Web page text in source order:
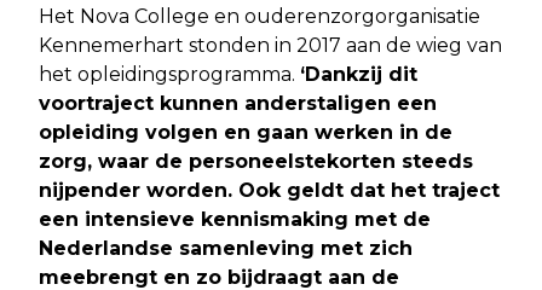
Het Nova College en ouderenzorgorganisatie
Kennemerhart stonden in 2017 aan de wieg van
het opleidingsprogramma. ‘Dankzij dit
voortraject kunnen anderstaligen een
opleiding volgen en gaan werken in de
zorg, waar de personeelstekorten steeds
nijpender worden. Ook geldt dat het traject
een intensieve kennismaking met de
Nederlandse samenleving met zich
meebrengt en zo bijdraagt aan de